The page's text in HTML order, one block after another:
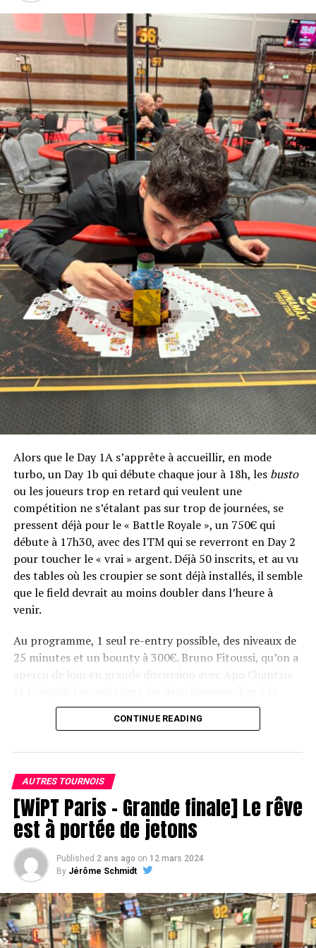
1)JAOUI David – 14 900€(photo)
2) PIACENTINO Yves – 7 450€
3) BOISSENOT Gregoire – 5 100€ (photo)
4) DUQUENNE Nicolas – 3 530€
5) ESON Fréderic – 2 745€
6) INAHNAH Karim – 1 960€
7) VIARD Alexandre – 1 570€
8) DABIRI Shouan – 1 175€
9) KAMMOUN Albert – 783€
RELATED TOPICS:
UP NEXT
Franck Crudo remporte le 1000€ freezeout du Cercle
Wagram
DON'T MISS
Le 250€ Deepstack CLUB POKER de l'ACF a commencé !
Alors que le Day 1A s’apprête à accueillir, en mode
turbo, un Day 1b qui débute chaque jour à 18h, les busto
ou les joueurs trop en retard qui veulent une
compétition ne s’étalant pas sur trop de journées, se
pressent déjà pour le « Battle Royale », un 750€ qui
débute à 17h30, avec des ITM qui se reverront en Day 2
pour toucher le « vrai » argent. Déjà 50 inscrits, et au vu
des tables où les croupier se sont déjà installés, il semble
que le field devrait au moins doubler dans l’heure à
venir.
Au programme, 1 seul re-entry possible, des niveaux de
25 minutes et un bounty à 300€. Bruno Fitoussi, qu’on a
aperçu de loin en grande discussion avec Apo Chantzis
marque Texapoker, devrait être de cette compétition :
l’ambassadeur de la marque a dû renoncer au dernier
éventuel Day 2…
CONTINUE READING
AUTRES TOURNOIS
[WiPT Paris – Grande finale] Le rêve
est à portée de jetons
Published 2 ans ago on 12 mars 2024
By Jérôme Schmidt